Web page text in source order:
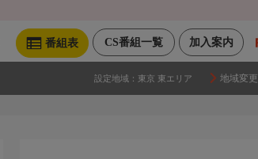
加入案内
CS番組一覧
番組表
設定地域： 東京 東エリア 地域変更